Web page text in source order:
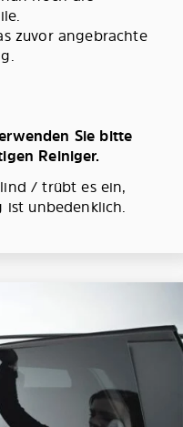
zuvor angebrachte
Sie bitte
Reiniger.
/ trübt es ein,
ist unbedenklich.